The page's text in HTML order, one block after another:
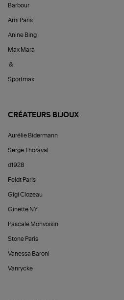
Barbour
Ami Paris
Anine Bing
Max Mara
&
Sportmax
CRÉATEURS BIJOUX
Aurélie Bidermann
Serge Thoraval
d1928
Feidt Paris
Gigi Clozeau
Ginette NY
Pascale Monvoisin
Stone Paris
Vanessa Baroni
Vanrycke